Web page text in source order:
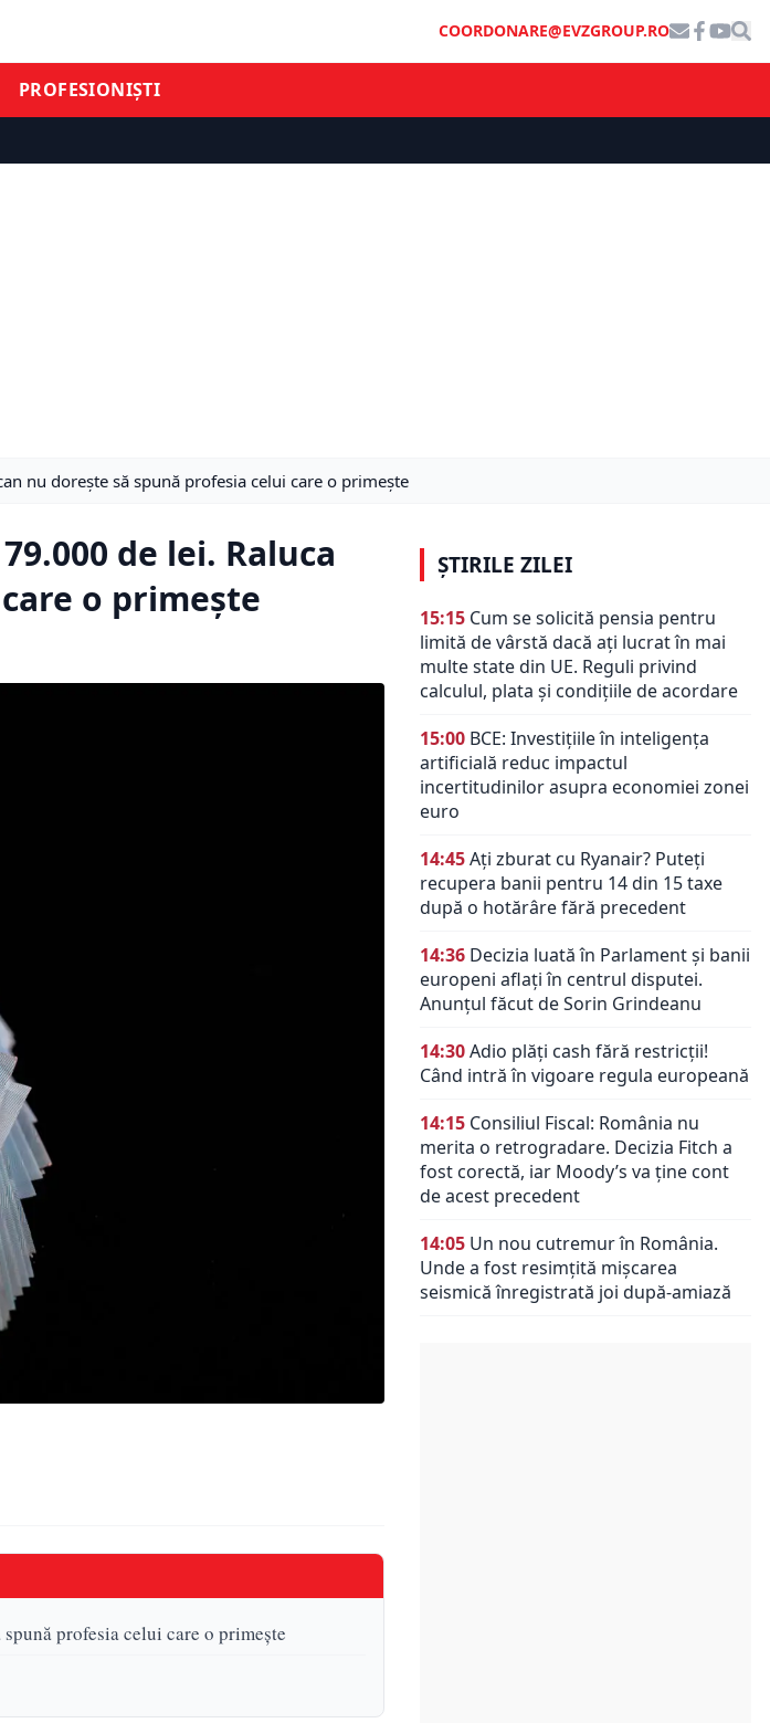
COORDONARE@EVZGROUP.RO
PROFESIONIȘTI
nu dorește să spună profesia celui care o primește
de lei. Raluca
o primește
profesia celui care o primește
ȘTIRILE ZILEI
15:15 Cum se solicită pensia pentru
limită de vârstă dacă ați lucrat în mai
multe state din UE. Reguli privind
calculul, plata și condițiile de acordare
15:00 BCE: Investițiile în inteligența
artificială reduc impactul
incertitudinilor asupra economiei zonei
euro
14:45Ați zburat cu Ryanair? Puteți
recupera banii pentru 14 din 15 taxe
după o hotărâre fără precedent
14:36 Decizia luată în Parlament și banii
europeni aflați în centrul disputei.
Anunțul făcut de Sorin Grindeanu
14:30Adio plăți cash fără restricții!
Când intră în vigoare regula europeană
14:15 Consiliul Fiscal: România nu
merita o retrogradare. Decizia Fitch a
fost corectă, iar Moody’s va ține cont
de acest precedent
14:05 Un nou cutremur în România.
Unde a fost resimțită mișcarea
seismică înregistrată joi după-amiază